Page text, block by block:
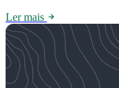
Ler mais